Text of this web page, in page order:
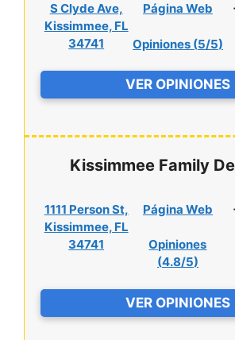
S Clyde Ave,
Kissimmee, FL
34741
Página Web
Opiniones (5/5)
VER OPINIONES
Kissimmee Family
1111 Person St,
Kissimmee, FL
34741
Página Web
Opiniones
(4.8/5)
VER OPINIONES